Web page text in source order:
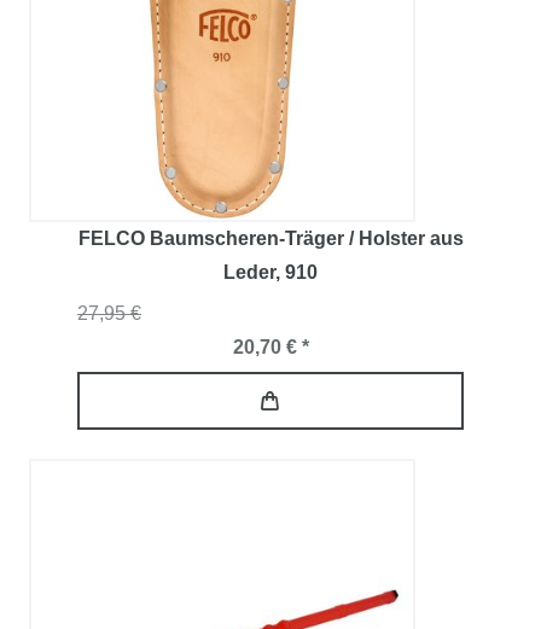
FELCO Baumscheren-Träger / Holster aus
Leder, 910
27,95 €
20,70 € *